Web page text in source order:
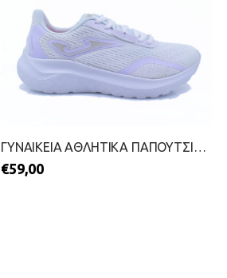
ΓΥΝΑΙΚΕΙΑ ΑΘΛΗΤΙΚΑ ΠΑΠΟΥΤΣΙΑ-JOMA-2499-0176-ΛΕΥΚΟ
€59,00